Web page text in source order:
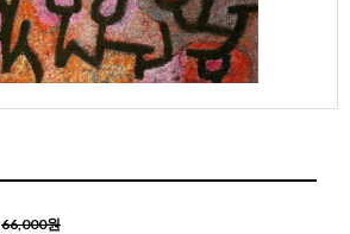
66,000원